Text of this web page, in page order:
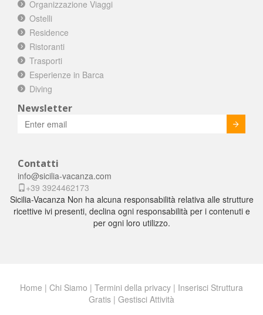
Organizzazione Viaggi
Ostelli
Residence
Ristoranti
Trasporti
Esperienze in Barca
Diving
Newsletter
Contatti
info@sicilia-vacanza.com
+39 3924462173
Sicilia-Vacanza Non ha alcuna responsabilità relativa alle strutture
ricettive ivi presenti, declina ogni responsabilità per i contenuti e
per ogni loro utilizzo.
Home | Chi Siamo | Termini della privacy | Inserisci Struttura
Gratis | Gestisci Attività